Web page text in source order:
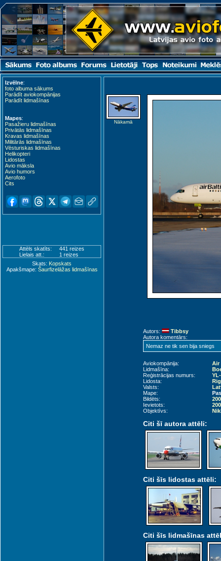
Izvēlne:
foto albuma sākums
Parādīt aviokompānijas
Parādīt lidmašīnas
Mapes:
Pasažieru lidmašīnas
Privātās lidmašīnas
Kravas lidmašīnas
Militārās lidmašīnas
Vēsturiskas lidmašīnas
Helikopteri
Lidostas
Avio māksla
Avio humors
Aerofoto
Cits
Attēls skatīts:
441 reizes
Lielais att.:
1 reizes
Skats: Kopskats
Apakšmape: Šaurfizelāžas lidmašīnas
Nākamā
Autors:
Tibbsy
Autora komentārs:
Nemaz ne tik sen bija sniegs
Aviokompānija:
Air
Lidmašīna:
Reģistrācijas numurs:
Lidosta:
Valsts:
Mape:
Bildēts:
Ievietots:
Objektīvs:
Citi šī autora attēli:
Citi šīs lidostas attēli:
Citi šīs lidmašīnas